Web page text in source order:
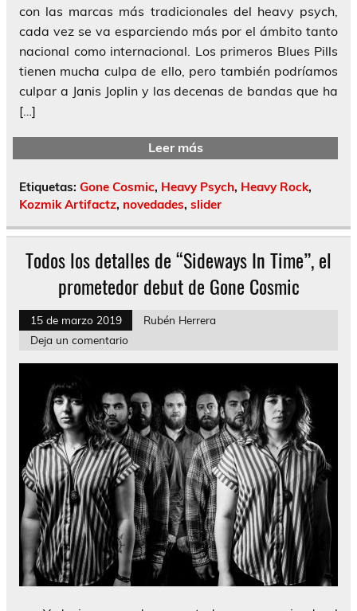
con las marcas más tradicionales del heavy psych,
cada vez se va esparciendo más por el ámbito tanto
nacional como internacional. Los primeros Blues Pills
tienen mucha culpa de ello, pero también podríamos
culpar a Janis Joplin y las decenas de bandas que ha
[…]
Leer más
Etiquetas: Gone Cosmic, Heavy Psych, Heavy Rock,
Kozmik Artifactz, novedades, slider
Todos los detalles de “Sideways In Time”, el
prometedor debut de Gone Cosmic
15 de marzo 2019
Rubén Herrera
Deja un comentario